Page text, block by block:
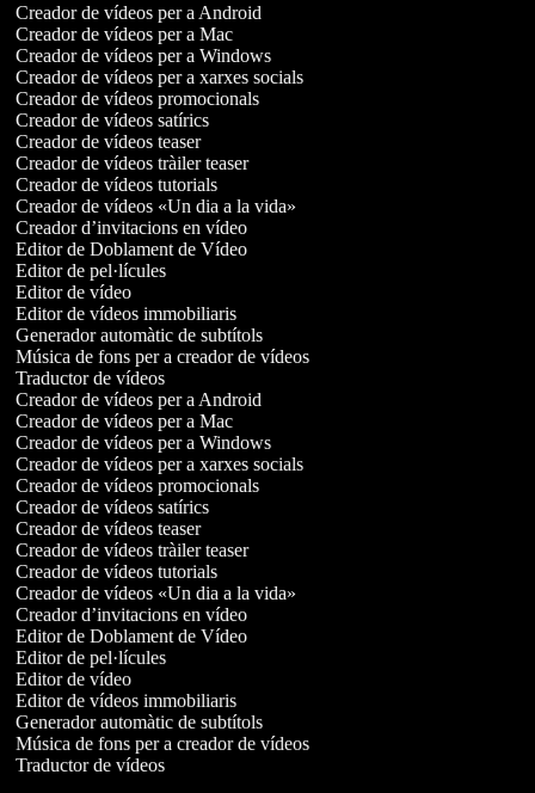
Creador de vídeos per a Android
Creador de vídeos per a Mac
Creador de vídeos per a Windows
Creador de vídeos per a xarxes socials
Creador de vídeos promocionals
Creador de vídeos satírics
Creador de vídeos teaser
Creador de vídeos tràiler teaser
Creador de vídeos tutorials
Creador de vídeos «Un dia a la vida»
Creador d’invitacions en vídeo
Editor de Doblament de Vídeo
Editor de pel·lícules
Editor de vídeo
Editor de vídeos immobiliaris
Generador automàtic de subtítols
Música de fons per a creador de vídeos
Traductor de vídeos
Creador de vídeos per a Android
Creador de vídeos per a Mac
Creador de vídeos per a Windows
Creador de vídeos per a xarxes socials
Creador de vídeos promocionals
Creador de vídeos satírics
Creador de vídeos teaser
Creador de vídeos tràiler teaser
Creador de vídeos tutorials
Creador de vídeos «Un dia a la vida»
Creador d’invitacions en vídeo
Editor de Doblament de Vídeo
Editor de pel·lícules
Editor de vídeo
Editor de vídeos immobiliaris
Generador automàtic de subtítols
Música de fons per a creador de vídeos
Traductor de vídeos